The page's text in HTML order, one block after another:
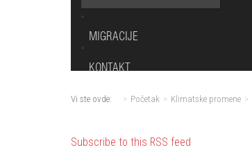
MIGRACIJE
KONTAKT
Vi ste ovde: Početak Klimatske promene
Subscribe to this RSS feed